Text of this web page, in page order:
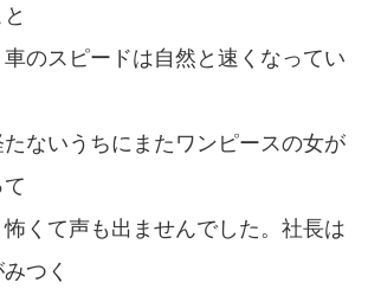
のスピードは自然と速くなってい
ないうちにまたワンピースの女が
くて声も出ませんでした。社長は
つく